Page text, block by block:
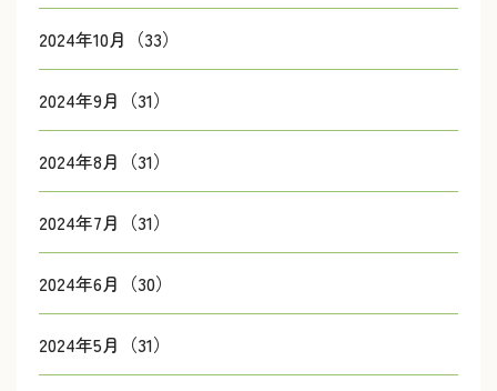
2024年10月（33）
2024年9月（31）
2024年8月（31）
2024年7月（31）
2024年6月（30）
2024年5月（31）